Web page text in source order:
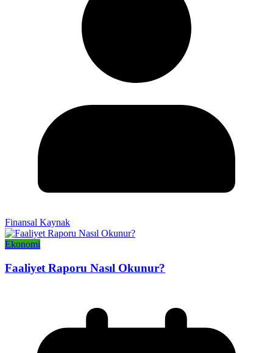
Finansal Kaynak
Ekonomi
Faaliyet Raporu Nasıl Okunur?